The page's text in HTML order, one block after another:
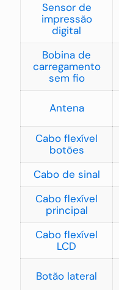
Sensor de
impressão
digital
Bobina de
carregamento
sem fio
Antena
Cabo flexível
botões
Cabo de sinal
Cabo flexível
principal
Cabo flexível
LCD
Botão lateral